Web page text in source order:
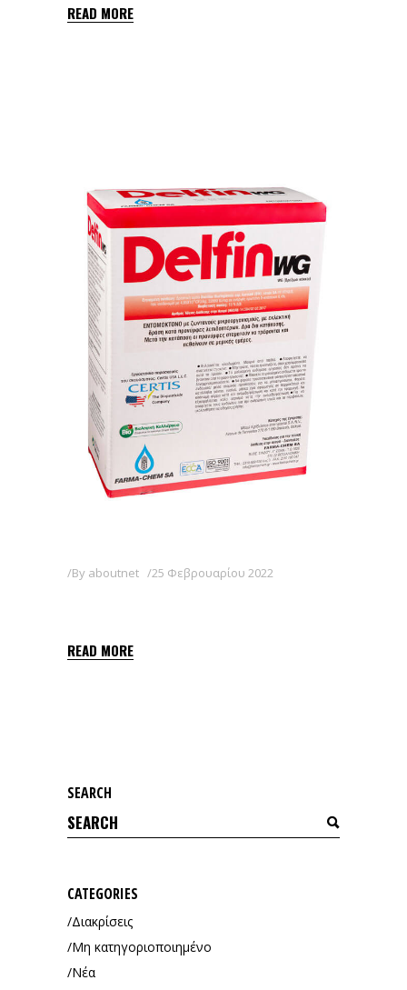
READ MORE
By aboutnet 25 Φεβρουαρίου 2022
READ MORE
SEARCH
Search
for:
CATEGORIES
Διακρίσεις
Μη κατηγοριοποιημένο
Νέα